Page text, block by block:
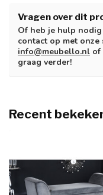
Vragen over dit
Of heb je hulp
contact op met
info@meubello.nl of
graag verder!
Recent